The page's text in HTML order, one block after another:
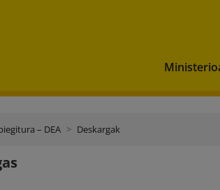
– DEA Deskargak